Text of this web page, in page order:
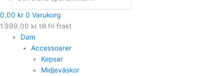
0,00 kr 0 Varukorg
1.999,00 kr till fri frakt
Dam
Accessoarer
Kepsar
Midjeväskor